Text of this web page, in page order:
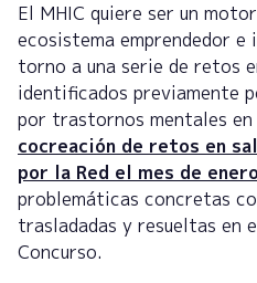
El MHIC quiere ser un
ecosistema emprendedor e
torno a una serie de retos
identificados previamente
por trastornos mentales en
cocreación de retos en
por la Red el mes de enero
problemáticas concretas
trasladadas y resueltas en
Concurso.